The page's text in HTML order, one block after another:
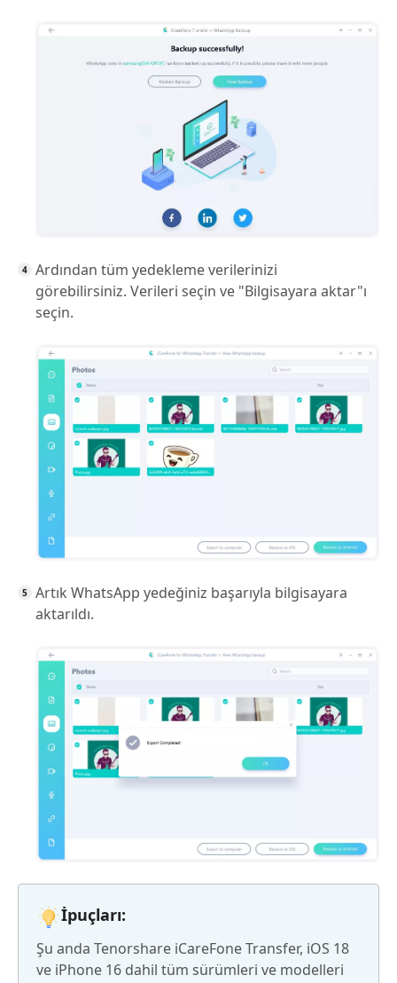
Ardından tüm yedekleme verilerinizi
görebilirsiniz. Verileri seçin ve "Bilgisayara aktar"ı
seçin.
Artık WhatsApp yedeğiniz başarıyla bilgisayara
aktarıldı.
İpuçları:
Şu anda Tenorshare iCareFone Transfer, iOS 18
ve iPhone 16 dahil tüm sürümleri ve modelleri